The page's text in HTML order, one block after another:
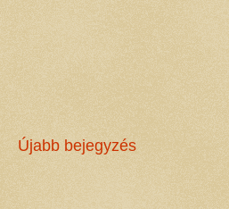
Újabb bejegyzés